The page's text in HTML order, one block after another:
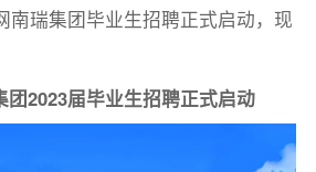
南瑞集团毕业生招聘正式启动，现
团2023届毕业生招聘正式启动